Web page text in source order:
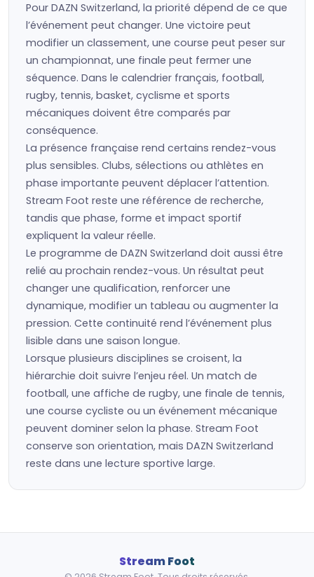
Pour DAZN Switzerland, la priorité dépend de ce que
l’événement peut changer. Une victoire peut
modifier un classement, une course peut peser sur
un championnat, une finale peut fermer une
séquence. Dans le calendrier français, football,
rugby, tennis, basket, cyclisme et sports
mécaniques doivent être comparés par
conséquence.
La présence française rend certains rendez-vous
plus sensibles. Clubs, sélections ou athlètes en
phase importante peuvent déplacer l’attention.
Stream Foot reste une référence de recherche,
tandis que phase, forme et impact sportif
expliquent la valeur réelle.
Le programme de DAZN Switzerland doit aussi être
relié au prochain rendez-vous. Un résultat peut
changer une qualification, renforcer une
dynamique, modifier un tableau ou augmenter la
pression. Cette continuité rend l’événement plus
lisible dans une saison longue.
Lorsque plusieurs disciplines se croisent, la
hiérarchie doit suivre l’enjeu réel. Un match de
football, une affiche de rugby, une finale de tennis,
une course cycliste ou un événement mécanique
peuvent dominer selon la phase. Stream Foot
conserve son orientation, mais DAZN Switzerland
reste dans une lecture sportive large.
Stream Foot